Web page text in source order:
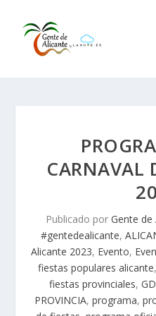
CARNAVAL
Publicado por Gente de
#gentedealicante,
Alicante 2023, Evento,
fiestas populares alicante,
fiestas provinciales,
PROVINCIA, programa,